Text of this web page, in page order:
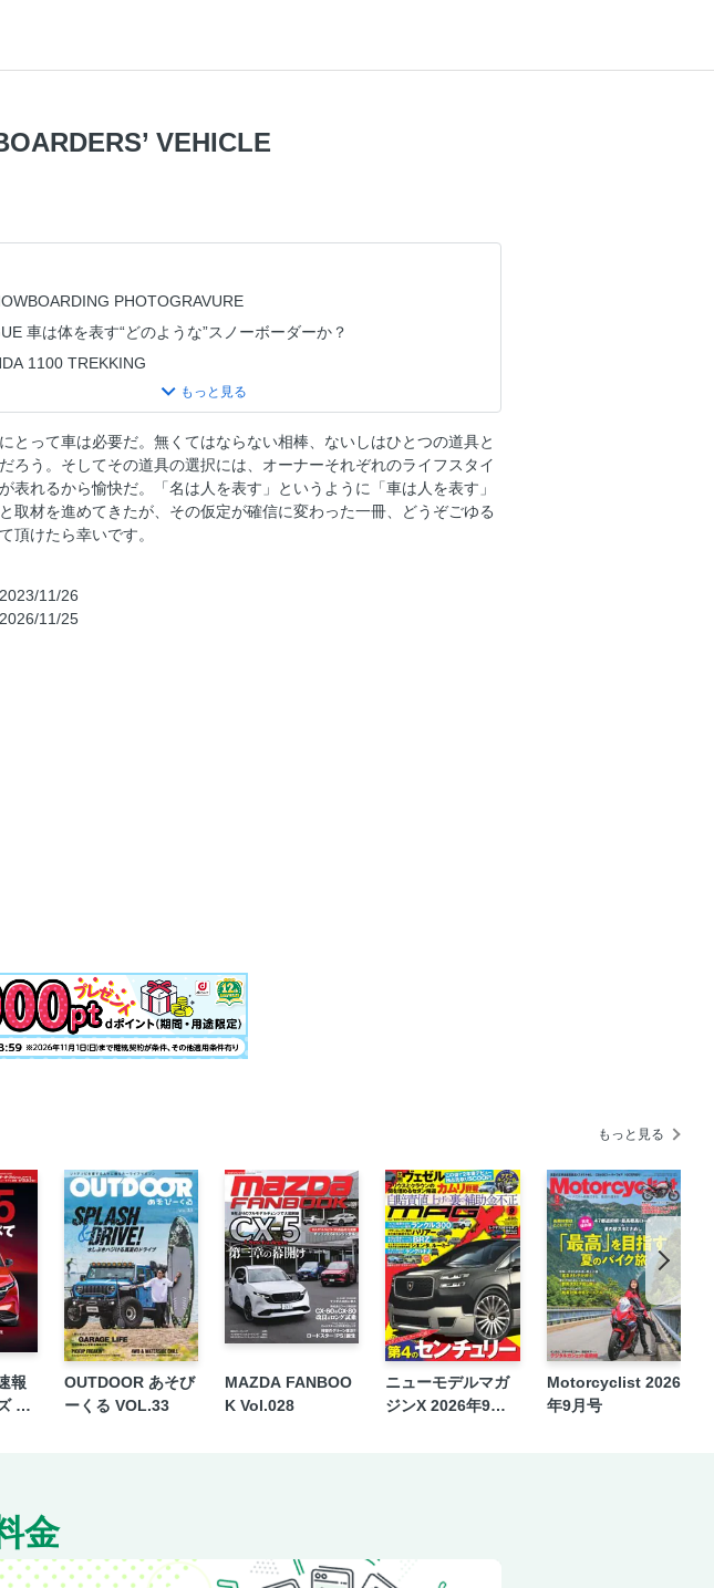
VEHICLE
PHOTOGRAVURE
車は体を表す“どのような”スノーボーダーか？
1100 TREKKING
VEHICLE HISTORY
1, 2.....
WITH BEING OVERPROTECTIVE?
MIX IN PARKING LOT
WHEELS: OFF-GRID TINY HOUSE feat. SHIN BIYAJIMA
MOTORHOME feat. LADE FAMILY
グカーの限界値と未来の方向性
とって車は必要だ。無くてはならない相棒、ないしはひとつの道具と
ろう。そしてその道具の選択には、オーナーそれぞれのライフスタイ
表れるから愉快だ。「名は人を表す」というように「車は人を表す」
取材を進めてきたが、その仮定が確信に変わった一冊、どうぞごゆる
頂けたら幸いです。
11/26
11/25
もっと見る
報
第
OUTDOOR あそび
ーくる VOL.33
MAZDA FANBOO
K Vol.028
ニューモデルマガ
ジンX 2026年9月
Motorcyclist 2026
年9月号
金